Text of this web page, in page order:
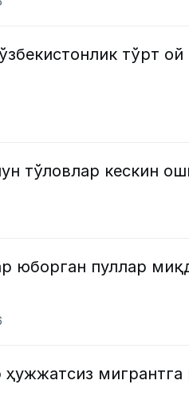
тўрт
тўловлар кескин
юборган пуллар